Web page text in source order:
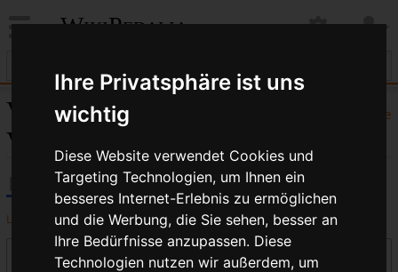
Ihre Privatsphäre ist uns
wichtig
Diese Website verwendet Cookies und
Targeting Technologien, um Ihnen ein
besseres Internet-Erlebnis zu ermöglichen
und die Werbung, die Sie sehen, besser an
Ihre Bedürfnisse anzupassen. Diese
Technologien nutzen wir außerdem, um
WikiPedalia
Hilfe
Verpressung:
Versionsgeschichte
Logbücher dieser Seite anzeigen
Versionen filtern